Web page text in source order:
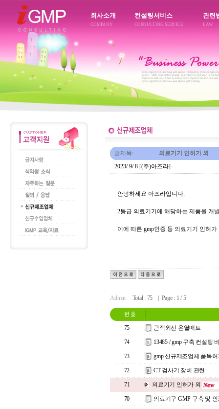
회사소개
COMPANY
컨설팅서비스
CONSULTING SERVICE
관련
LAW
글제목:
의료기기 인허가 외
2023/ 9/ 8 [(주)아즈라]
안녕하세요 아즈라입니다.
2등급 의료기기에 해당하는 제품을 개
이에 따른 gmp인증 등 의료기기 인허
AdminTotal : 75 | Page : 1 / 5
75 근적외선 온열매트
74 13485 / gmp 구축 컨설팅
73 gmp 신규제조업체 품목
72 CT 검사기 장비 관련
71 의료기기 인허가 외
70 의료기구 GMP 구축 및